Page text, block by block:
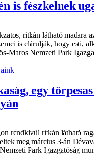
is fészkelnek
ritkán látható madara
is elárulják, hogy esti,
Maros Nemzeti Park
egy
rendkívül ritkán látható
meg március 3-án
Park Igazgatóság